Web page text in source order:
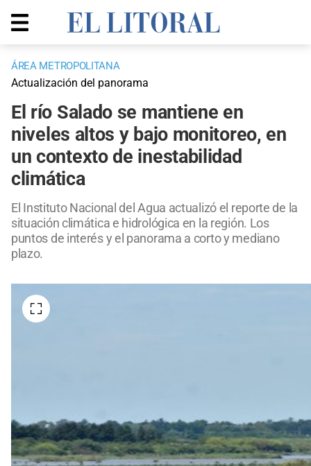
ÁREA METROPOLITANA
Actualización del panorama
El río Salado se mantiene en
niveles altos y bajo monitoreo, en
un contexto de inestabilidad
climática
El Instituto Nacional del Agua actualizó el reporte de la
situación climática e hidrológica en la región. Los
puntos de interés y el panorama a corto y mediano
plazo.